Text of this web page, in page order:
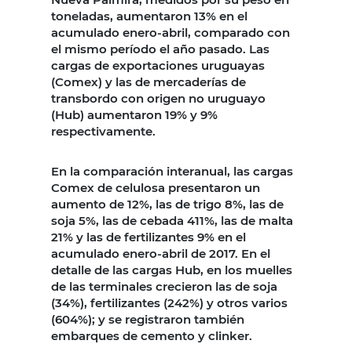
toneladas, aumentaron 13% en el
acumulado enero-abril, comparado con
el mismo período el año pasado. Las
cargas de exportaciones uruguayas
(Comex) y las de mercaderías de
transbordo con origen no uruguayo
(Hub) aumentaron 19% y 9%
respectivamente.
En la comparación interanual, las cargas
Comex de celulosa presentaron un
aumento de 12%, las de trigo 8%, las de
soja 5%, las de cebada 411%, las de malta
21% y las de fertilizantes 9% en el
acumulado enero-abril de 2017. En el
detalle de las cargas Hub, en los muelles
de las terminales crecieron las de soja
(34%), fertilizantes (242%) y otros varios
(604%); y se registraron también
embarques de cemento y clinker.